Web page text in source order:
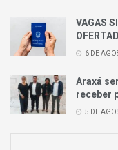
VAGAS
6 DE
Araxá
receber
5 DE